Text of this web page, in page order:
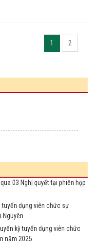
1 2
03 Nghị quyết tại phiên họp
tuyển dụng viên chức sự
...
kỳ tuyển dụng viên chức
năm 2025